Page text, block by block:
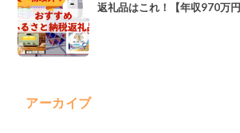
返礼品はこれ！【年収970万円
アーカイブ